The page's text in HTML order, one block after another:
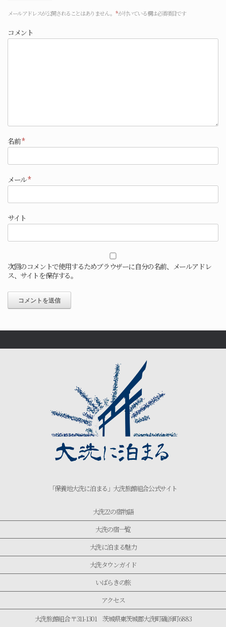
メールアドレスが公開されることはありません。 *が付いている欄は必須項目です
コメント
名前*
メール*
サイト
次回のコメントで使用するためブラウザーに自分の名前、メールアドレ
ス、サイトを保存する。
「保養地大洗に泊まる」大洗旅館組合公式サイト
大洗22の宿物語
大洗の宿一覧
大洗に泊まる魅力
大洗タウンガイド
いばらきの旅
アクセス
大洗旅館組合 〒311-1301 茨城県東茨城郡大洗町磯浜町6883